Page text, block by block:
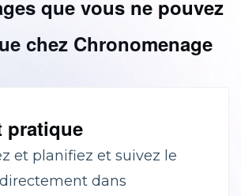
que vous ne pouvez
chez Chronomenage
pratique
et planifiez et suivez le
dans